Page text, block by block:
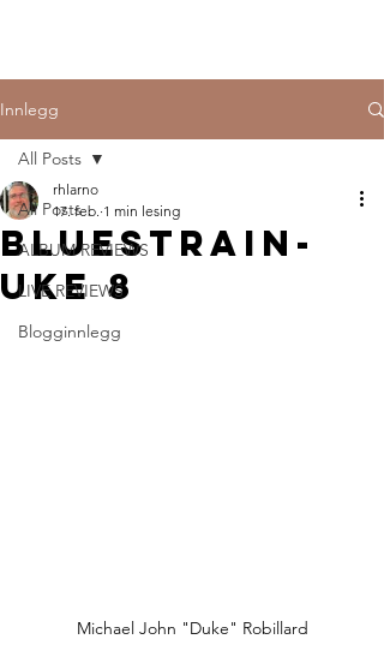
Innlegg
All Posts
ALBUM REVIEWS
LIVE REVIEWS
Blogginnlegg
All Posts
Bluestrain-
uke 8
rhlarno
17. feb. 1 min lesing
Michael John "Duke" Robillard